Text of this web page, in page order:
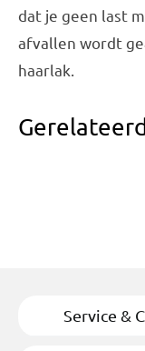
dat je geen last
afvallen wordt
haarlak.
Service &